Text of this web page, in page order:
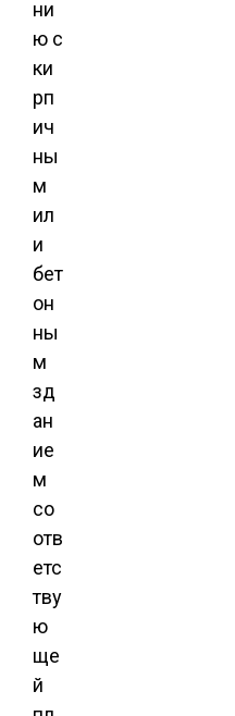
ни
ю с
ки
рп
ич
ны
м
ил
и
бет
он
ны
м
зд
ан
ие
м
со
отв
етс
тву
ю
ще
й